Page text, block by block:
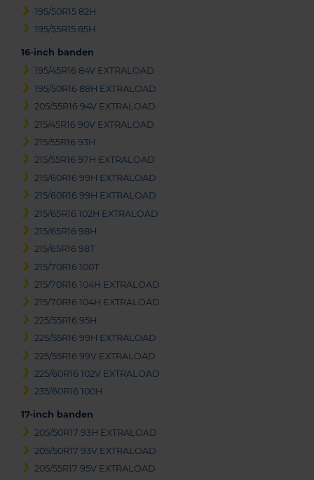
195/50R15 82H
195/55R15 85H
16-inch banden
195/45R16 84V EXTRALOAD
195/50R16 88H EXTRALOAD
205/55R16 94V EXTRALOAD
215/45R16 90V EXTRALOAD
215/55R16 93H
215/55R16 97H EXTRALOAD
215/60R16 99H EXTRALOAD
215/60R16 99H EXTRALOAD
215/65R16 102H EXTRALOAD
215/65R16 98H
215/65R16 98T
215/70R16 100T
215/70R16 104H EXTRALOAD
215/70R16 104H EXTRALOAD
225/55R16 95H
225/55R16 99H EXTRALOAD
225/55R16 99V EXTRALOAD
225/60R16 102V EXTRALOAD
235/60R16 100H
17-inch banden
205/50R17 93H EXTRALOAD
205/50R17 93V EXTRALOAD
205/55R17 95V EXTRALOAD